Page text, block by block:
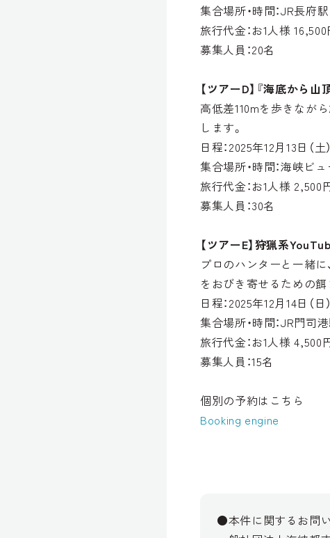
集合場所・時間：JR長府
旅行代金：お1人様 16,500
募集人員：20名
【ツアーD】『海底から
高低差110mを歩きなが
します。
日程：2025年12月13日（
集合場所・時間：海峡ビ
旅行代金：お1人様 2,500
募集人員：30名
【ツアーE】狩猟系
プロのハンターと一緒
をおびき寄せるための
日程：2025年12月14日（
集合場所・時間：JR門司
旅行代金：お1人様 4,500
募集人員：15名
個別の予約はこちら
Booking engine
●本件に関するお問